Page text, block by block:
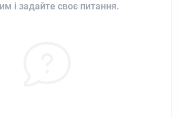
і задайте своє питання.